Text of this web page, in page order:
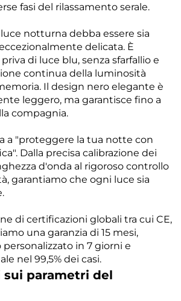
fasi del rilassamento serale.
notturna debba essere sia
delicata. È
di luce blu, senza sfarfallio e
continua della luminosità
Il design nero elegante è
leggero, ma garantisce fino a
compagnia.
a "proteggere la tua notte con
Dalla precisa calibrazione dei
d'onda al rigoroso controllo
garantiamo che ogni luce sia
di certificazioni globali tra cui CE,
una garanzia di 15 mesi,
in 7 giorni e
nel 99,5% dei casi.
parametri del